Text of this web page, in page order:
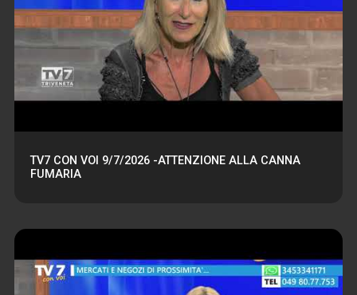
TV7 CON VOI 9/7/2026 -ATTENZIONE ALLA CANNA
FUMARIA